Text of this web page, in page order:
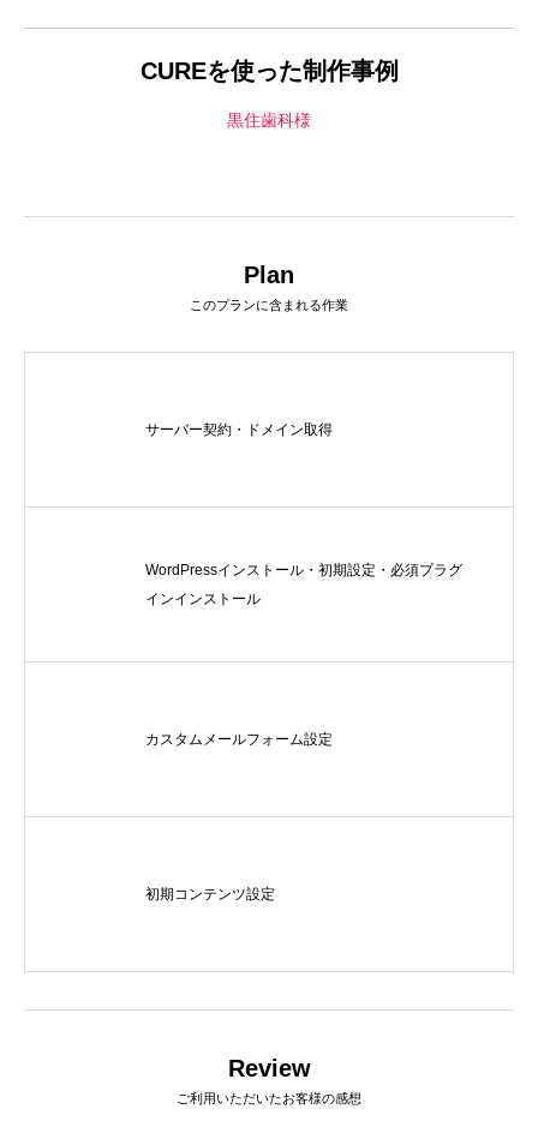
ステッカー制作事例 LEPONT様
ステッカー制
2022.11.03 2021.10.30
CUREを使った制作事例
黒住歯科様
Plan
このプランに含まれる作業
サーバー契約・ドメイン取得
WordPressインストール・初期設定・必須プラグ
インインストール
カスタムメールフォーム設定
初期コンテンツ設定
Review
ご利用いただいたお客様の感想